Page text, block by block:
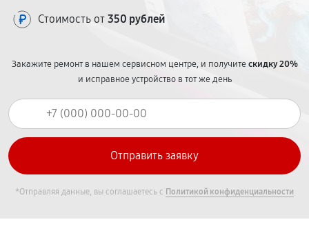
Стоимость от 350 рублей
Закажите ремонт в нашем сервисном центре, и получитескидку 20%
и исправное устройство в тот же день
*Отправляя данные, вы соглашаетесь с Политикой конфиденциальности